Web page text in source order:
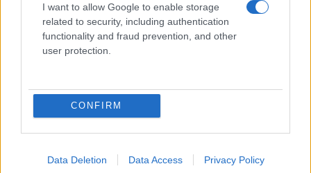
I want to allow Google to enable storage
related to security, including authentication
functionality and fraud prevention, and other
user protection.
CONFIRM
Data Deletion Data Access Privacy Policy